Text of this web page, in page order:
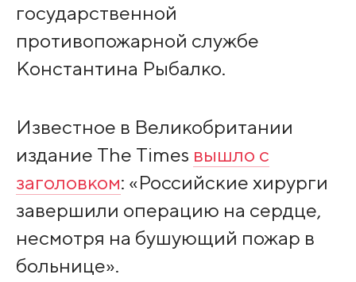
государственной
противопожарной службе
Константина Рыбалко.
Известное в Великобритании
издание The Times вышло с
заголовком: «Российские хирурги
завершили операцию на сердце,
несмотря на бушующий пожар в
больнице».